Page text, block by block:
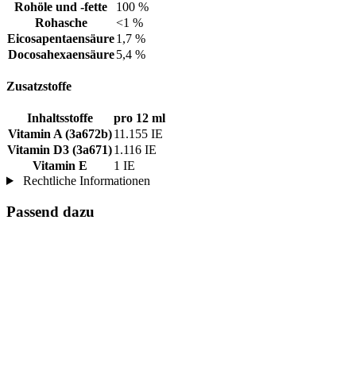
Rohöle und -fette
100 %
Rohasche
<1 %
Eicosapentaensäure1,7 %
Docosahexaensäure 5,4 %
Zusatzstoffe
Inhaltsstoffe
pro 12 ml
Vitamin A (3a672b) 11.155 IE
Vitamin D3 (3a671)1.116 IE
Vitamin E
1 IE
Rechtliche Informationen
Passend dazu